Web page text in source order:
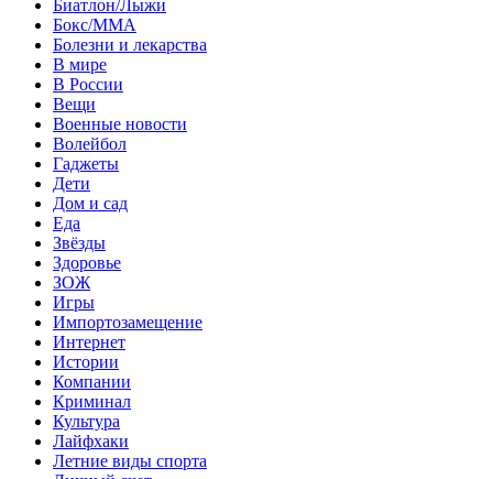
Биатлон/Лыжи
Бокс/MMA
Болезни и лекарства
В мире
В России
Вещи
Военные новости
Волейбол
Гаджеты
Дети
Дом и сад
Еда
Звёзды
Здоровье
ЗОЖ
Игры
Импортозамещение
Интернет
Истории
Компании
Криминал
Культура
Лайфхаки
Летние виды спорта